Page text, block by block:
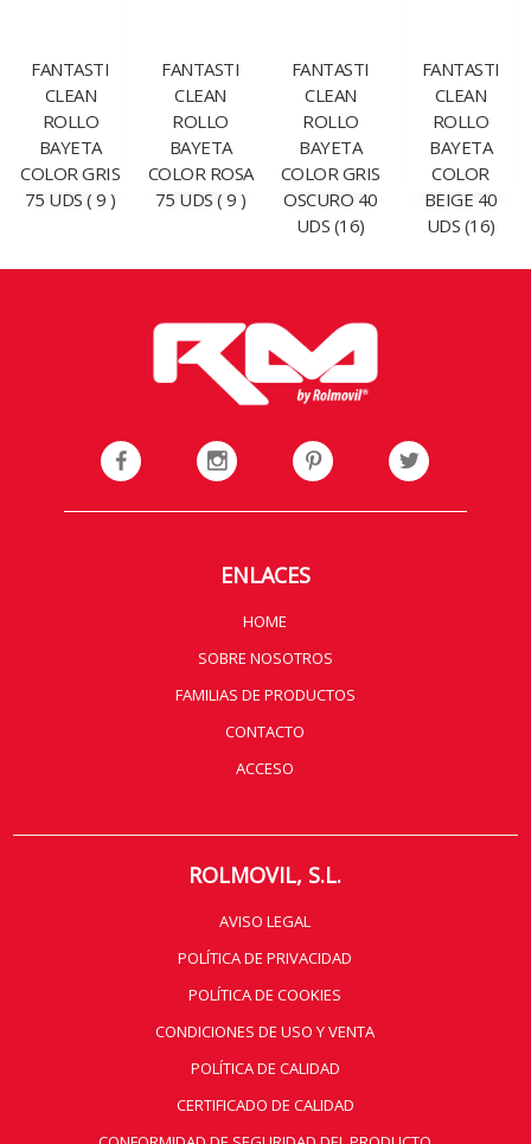
FANTASTI
CLEAN
ROLLO
BAYETA
COLOR GRIS
75 UDS ( 9 )
FANTASTI
CLEAN
ROLLO
BAYETA
COLOR ROSA
75 UDS ( 9 )
FANTASTI
CLEAN
ROLLO
BAYETA
COLOR GRIS
OSCURO 40
UDS (16)
FANTASTI
CLEAN
ROLLO
BAYETA
COLOR
BEIGE 40
UDS (16)
ENLACES
HOME
SOBRE NOSOTROS
FAMILIAS DE PRODUCTOS
CONTACTO
ACCESO
ROLMOVIL, S.L.
AVISO LEGAL
POLÍTICA DE PRIVACIDAD
POLÍTICA DE COOKIES
CONDICIONES DE USO Y VENTA
POLÍTICA DE CALIDAD
CERTIFICADO DE CALIDAD